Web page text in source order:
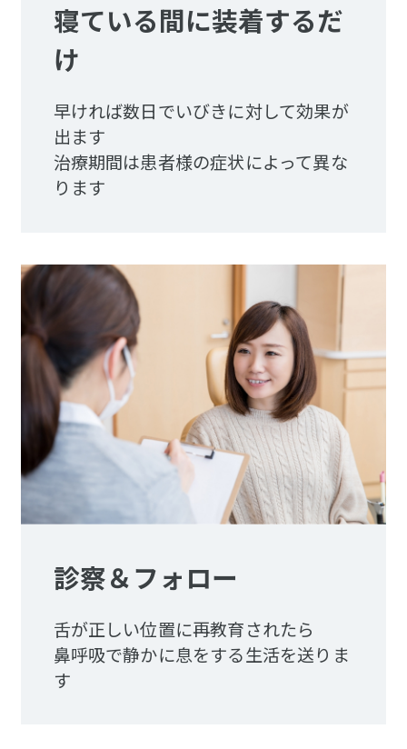
寝ている間に装着するだ
け
早ければ数日でいびきに対して効果が
出ます
治療期間は患者様の症状によって異な
ります
診察＆フォロー
舌が正しい位置に再教育されたら
鼻呼吸で静かに息をする生活を送りま
す